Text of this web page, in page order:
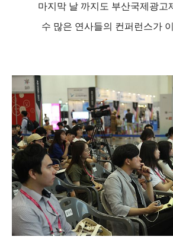
마지막 날 까지도 부산국제광고
수 많은 연사들의 컨퍼런스가